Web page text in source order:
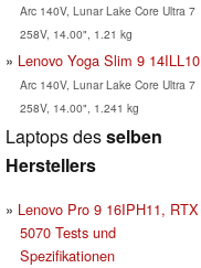
Arc 140V, Lunar Lake Core Ultra 7
258V, 14.00", 1.21 kg
Lenovo Yoga Slim 9 14ILL10
Arc 140V, Lunar Lake Core Ultra 7
258V, 14.00", 1.241 kg
Laptops desselben
Herstellers
Lenovo Pro 9 16IPH11, RTX
5070 Tests und
Spezifikationen